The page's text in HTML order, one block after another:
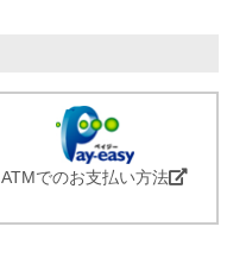
ATMでのお支払い方法